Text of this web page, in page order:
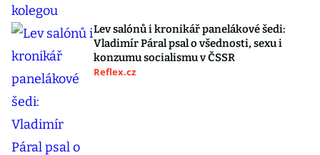
Lev salónů i kronikář panelákové šedi:
Vladimír Páral psal o všednosti, sexu i
konzumu socialismu v ČSSR
Reflex.cz